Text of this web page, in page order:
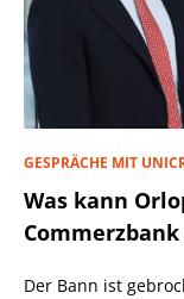
GESPRÄCHE MIT
Was kann
Der Bann ist